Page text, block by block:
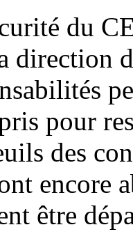
du
direction
pour
des
encore
être